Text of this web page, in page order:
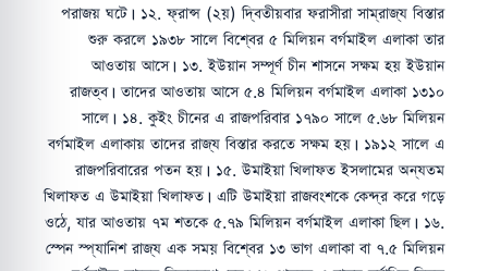
পরাজয় ঘটে। ১২. ফ্রান্স (২য়) দ্বিতীয়বার ফরাসীরা সাম্রাজ্য বিস্তার
শুরু করলে ১৯৩৮ সালে বিশ্বের ৫ মিলিয়ন বর্গমাইল এলাকা তার
আওতায় আসে। ১৩. ইউয়ান সম্পূর্ণ চীন শাসনে সক্ষম হয় ইউয়ান
রাজত্ব। তাদের আওতায় আসে ৫.৪ মিলিয়ন বর্গমাইল এলাকা ১৩১০
সালে। ১৪. কুইং চীনের এ রাজপরিবার ১৭৯০ সালে ৫.৬৮ মিলিয়ন
বর্গমাইল এলাকায় তাদের রাজ্য বিস্তার করতে সক্ষম হয়। ১৯১২ সালে এ
রাজপরিবারের পতন হয়। ১৫. উমাইয়া খিলাফত ইসলামের অন্যতম
খিলাফত এ উমাইয়া খিলাফত। এটি উমাইয়া রাজবংশকে কেন্দ্র করে গড়ে
ওঠে, যার আওতায় ৭ম শতকে ৫.৭৯ মিলিয়ন বর্গমাইল এলাকা ছিল। ১৬.
স্পেন স্প্যানিশ রাজ্য এক সময় বিশ্বের ১৩ ভাগ এলাকা বা ৭.৫ মিলিয়ন